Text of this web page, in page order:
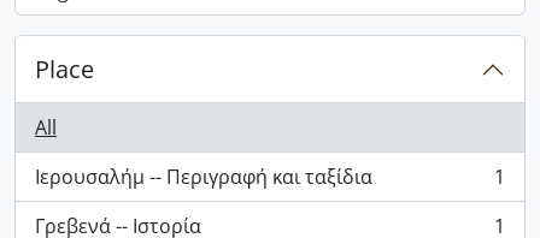
Place
All
Ιερουσαλήμ -- Περιγραφή και ταξίδια
, 1 results
1
Γρεβενά -- Ιστορία
1